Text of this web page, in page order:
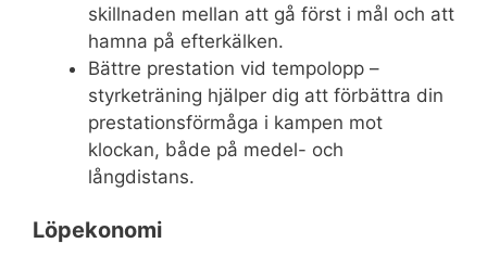
skillnaden mellan att gå först i mål och att
hamna på efterkälken.
Bättre prestation vid tempolopp –
styrketräning hjälper dig att förbättra din
prestationsförmåga i kampen mot
klockan, både på medel- och
långdistans.
Löpekonomi